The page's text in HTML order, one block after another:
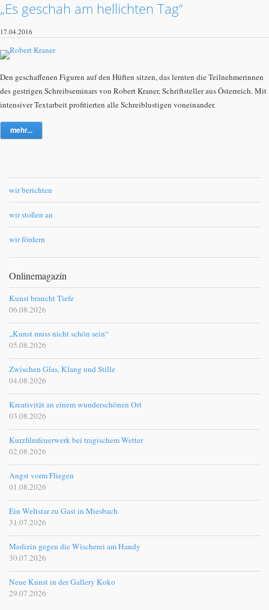
„Es geschah am hellichten Tag“
17.04.2016
Den geschaffenen Figuren auf den Hüften sitzen, das lernten die Teilnehmerinnen
des gestrigen Schreibseminars von Robert Kraner, Schriftsteller aus Österreich. Mit
intensiver Textarbeit profitierten alle Schreiblustigen voneinander.
mehr...
wir berichten
wir stoßen an
wir fördern
Onlinemagazin
Kunst braucht Tiefe
06.08.2026
„Kunst muss nicht schön sein“
05.08.2026
Zwischen Glas, Klang und Stille
04.08.2026
Kreativität an einem wunderschönen Ort
03.08.2026
Kurzfilmfeuerwerk bei tragischem Wetter
02.08.2026
Angst vorm Fliegen
01.08.2026
Ein Weltstar zu Gast in Miesbach
31.07.2026
Medizin gegen die Wischerei am Handy
30.07.2026
Neue Kunst in der Gallery Koko
29.07.2026